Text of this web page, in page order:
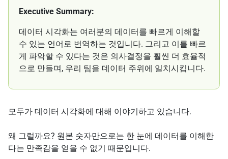
Executive Summary:
데이터 시각화는 여러분의 데이터를 빠르게 이해할
수 있는 언어로 번역하는 것입니다. 그리고 이를 빠르
게 파악할 수 있다는 것은 의사결정을 훨씬 더 효율적
으로 만들며, 우리 팀을 데이터 주위에 일치시킵니다.
모두가 데이터 시각화에 대해 이야기하고 있습니다.
왜 그럴까요? 원본 숫자만으로는 한 눈에 데이터를 이해한
다는 만족감을 얻을 수 없기 때문입니다.